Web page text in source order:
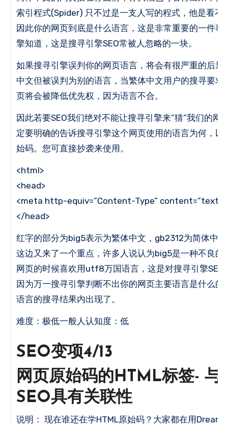
索引程式(Spider) 只不过是一支人写的程式，他是看不
因此你的网页到底是什么语言，这是非常重要的一件事
擎知道，这是搜寻引擎SEO常被人忽略的一块。
如果搜寻引擎误判你的网页语言，将会有很严重的后果
中文但被误判为别的语言，当繁体中文用户的搜寻要求
页将会被降低优先权，因为语言不合。
因此若要SEO我们绝对不能让搜寻引擎来”猜”我们的网
定要明确的告诉搜寻引擎这个网页使用的语言为何，以
始码。您可直接抄袭来使用。
<html>
<head>
<meta http-equiv=”Content-Type” content=”text/
</head>
红字的部分为big5表示为繁体中文，gb2312为简体中
这边又来了一个重点，许多人说认为big5是一种不良的
网页的时候喜欢用utf8万国语言，这是对搜寻引擎SEO
因为万一搜寻引擎判断不出你的网页主要语言是什么的
语言的搜寻结果内出现了。
难度：极低一般人认知度：低
SEO变项4/13
网页原始码的HTML标签- 与
SEO具有关联性
说明： 现在谁还在学HTML原始码？ 大家都在用